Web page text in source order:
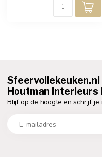
Sfeervollekeuken.nl
Houtman Interieurs
Blijf op de hoogte en schrijf je